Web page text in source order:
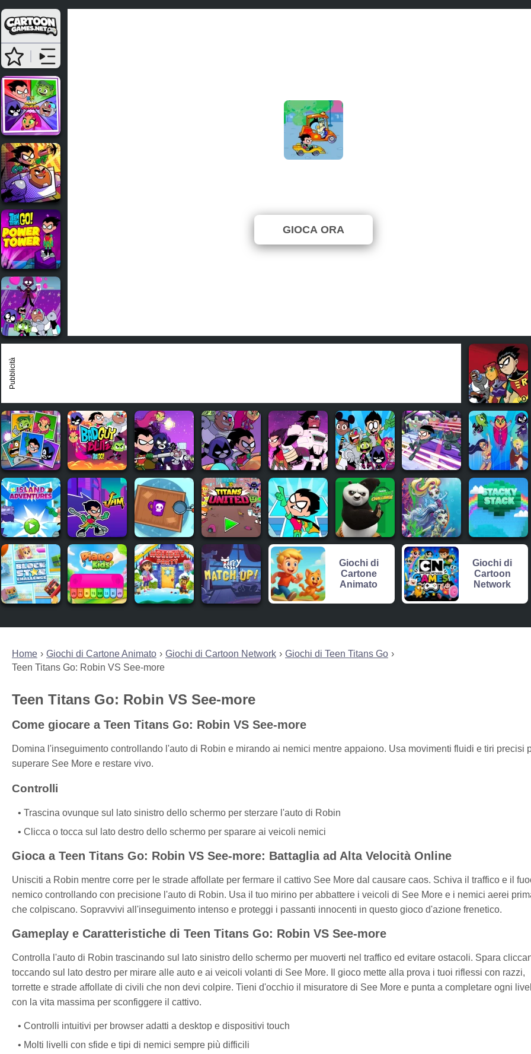
Home Giochi di Cartone Animato Giochi di Cartoon Network
Giochi di Teen Titans Go
Teen Titans Go: Robin VS See-more
Teen Titans Go: Robin VS See-more
Come giocare a Teen Titans Go: Robin VS See-more
Domina l'inseguimento controllando l'auto di Robin e mirando ai nemici mentre appaiono. Usa movimenti fluidi e tiri precisi
superare See More e restare vivo.
Controlli
Trascina ovunque sul lato sinistro dello schermo per sterzare l'auto di Robin
Clicca o tocca sul lato destro dello schermo per sparare ai veicoli nemici
Gioca a Teen Titans Go: Robin VS See-more: Battaglia ad Alta Velocità Online
Unisciti a Robin mentre corre per le strade affollate per fermare il cattivo See More dal causare caos. Schiva il traffico e il
nemico controllando con precisione l'auto di Robin. Usa il tuo mirino per abbattere i veicoli di See More e i nemici aerei
che colpiscano. Sopravvivi all'inseguimento intenso e proteggi i passanti innocenti in questo gioco d'azione frenetico.
Gameplay e Caratteristiche di Teen Titans Go: Robin VS See-more
Controlla l'auto di Robin trascinando sul lato sinistro dello schermo per muoverti nel traffico ed evitare ostacoli. Spara
toccando sul lato destro per mirare alle auto e ai veicoli volanti di See More. Il gioco mette alla prova i tuoi riflessi con razzi,
torrette e strade affollate di civili che non devi colpire. Tieni d'occhio il misuratore di See More e punta a completare ogni
con la vita massima per sconfiggere il cattivo.
Controlli intuitivi per browser adatti a desktop e dispositivi touch
Molti livelli con sfide e tipi di nemici sempre più difficili
GIOCA ORA
Pubblicità
Giochi di
Cartone
Animato
Giochi di
Cartoon
Network